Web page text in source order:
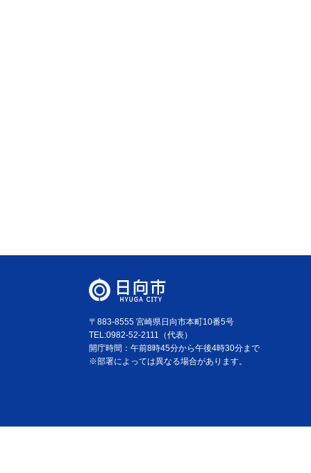
〒883-8555 宮崎県日向市本町10番5号
TEL:0982-52-2111（代表）
開庁時間：午前8時45分から午後4時30分まで
※部署によっては異なる場合があります。